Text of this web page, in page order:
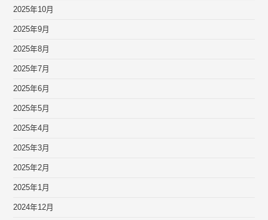
2025年10月
2025年9月
2025年8月
2025年7月
2025年6月
2025年5月
2025年4月
2025年3月
2025年2月
2025年1月
2024年12月